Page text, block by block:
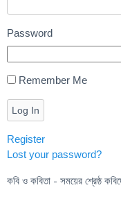
Password
Remember Me
Log In
Register
Lost your password?
কবি ও কবিতা - সময়ের শ্রেষ্ঠ